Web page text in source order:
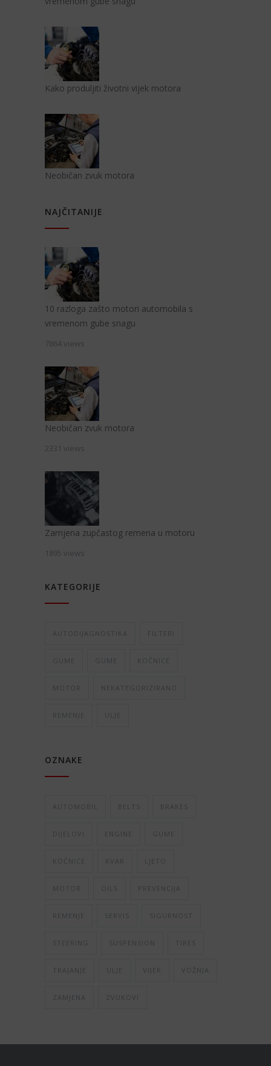
Kako produljiti životni vijek motora
Neobičan zvuk motora
NAJČITANIJE
10 razloga zašto motori automobila s
vremenom gube snagu
7864 views
Neobičan zvuk motora
2331 views
Zamjena zupčastog remena u motoru
1895 views
KATEGORIJE
AUTODIJAGNOSTIKA FILTERI
GUME GUME KOČNICE
MOTOR NEKATEGORIZIRANO
REMENJE ULJE
OZNAKE
AUTOMOBIL BELTS BRAKES
DIJELOVI ENGINE GUME
KOČNICE KVAR LJETO
MOTOR OILS PREVENCIJA
REMENJE SERVIS SIGURNOST
STEERING SUSPENSION TIRES
TRAJANJE ULJE VIJEK VOŽNJA
ZAMJENA ZVUKOVI